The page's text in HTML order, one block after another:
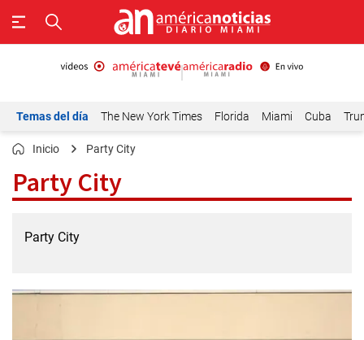
Temas del día The New York Times Florida Miami Cuba
Inicio Party City
Party City
Party City